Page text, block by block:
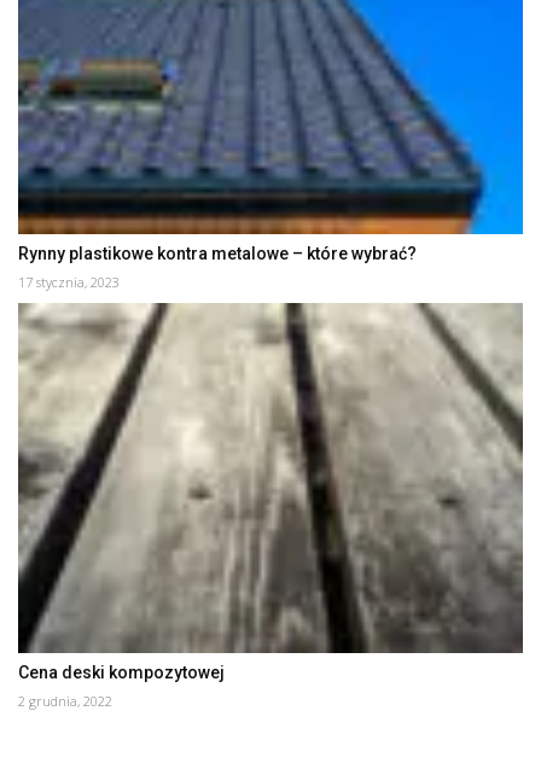
Rynny plastikowe kontra metalowe – które wybrać?
17 stycznia, 2023
Cena deski kompozytowej
2 grudnia, 2022